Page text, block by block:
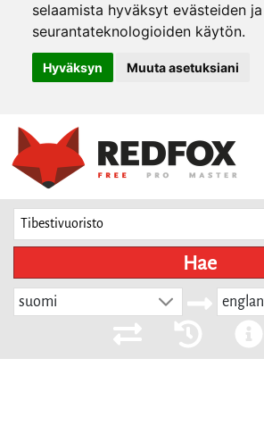
selaamista hyväksyt evästeiden
seurantateknologioiden käytön.
Hyväksyn Muuta asetuksiani
Hae
suomi